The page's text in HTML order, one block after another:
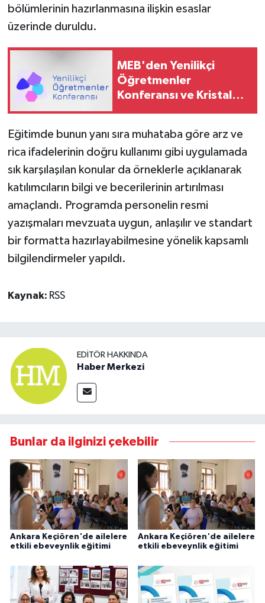
bölümlerinin hazırlanmasına ilişkin esaslar
üzerinde duruldu.
MEB'den Yenilikçi
Öğretmenler
Konferansı ve Kristal
Eğitimde bunun yanı sıra muhataba göre arz ve
rica ifadelerinin doğru kullanımı gibi uygulamada
sık karşılaşılan konular da örneklerle açıklanarak
katılımcıların bilgi ve becerilerinin artırılması
amaçlandı. Programda personelin resmi
yazışmaları mevzuata uygun, anlaşılır ve standart
bir formatta hazırlayabilmesine yönelik kapsamlı
bilgilendirmeler yapıldı.
Kaynak: RSS
EDITÖR HAKKINDA
Haber Merkezi
Bunlar da ilginizi çekebilir
Ankara Keçiören'de ailelere
etkili ebeveynlik eğitimi
Ankara Keçiören'de ailelere
etkili ebeveynlik eğitimi